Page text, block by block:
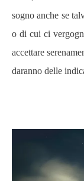
sogno anche se
o di cui ci
accettare
daranno delle